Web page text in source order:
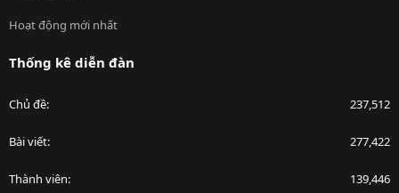
Hoạt động mới nhất
Thống kê diễn đàn
Chủ đề 237,512
Bài viết 277,422
Thành viên 139,446